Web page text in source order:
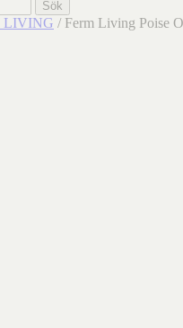
Sök
LIVING / Ferm Living Poise